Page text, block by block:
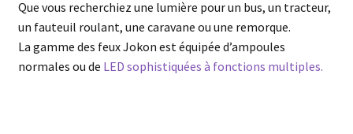
Que vous recherchiez une lumière pour un bus, un tracteur,
un fauteuil roulant, une caravane ou une remorque.
La gamme des feux Jokon est équipée d’ampoules
normales ou de LED sophistiquées à fonctions multiples.